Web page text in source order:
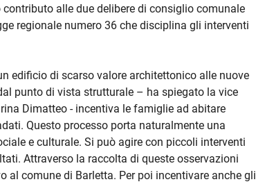
alle due delibere di consiglio comunale
regionale numero 36 che disciplina gli interventi
edificio di scarso valore architettonico alle nuove
punto di vista strutturale – ha spiegato la vice
Dimatteo - incentiva le famiglie ad abitare
Questo processo porta naturalmente una
e culturale. Si può agire con piccoli interventi
Attraverso la raccolta di queste osservazioni
comune di Barletta. Per poi incentivare anche gli